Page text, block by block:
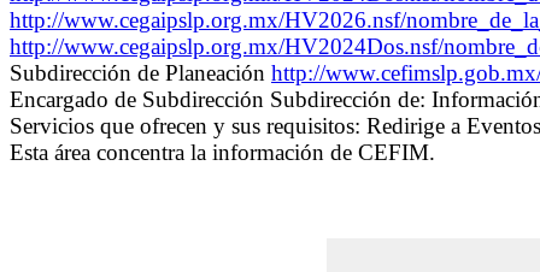
http://www.cegaipslp.org.mx/HV2026.nsf/
http://www.cegaipslp.org.mx/HV2024Dos.nsf/
Subdirección de Planeación http://
Encargado de Subdirección Subdirección de:
Servicios que ofrecen y sus requisitos: Redirige a
Esta área concentra la información de CEFIM.